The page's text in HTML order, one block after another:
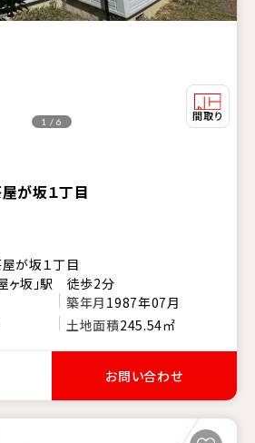
が坂１丁目
1 / 6
が坂１丁目
ヶ坂」駅 徒歩2分
築年月 1987年07月
土地面積245.54㎡
お問い合わせ